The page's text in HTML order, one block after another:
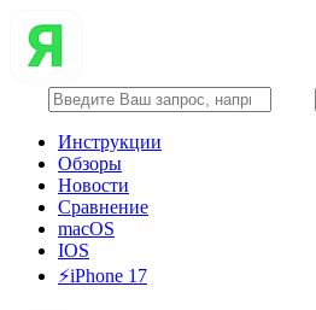
Инструкции
Обзоры
Новости
Сравнение
macOS
IOS
⚡️iPhone 17